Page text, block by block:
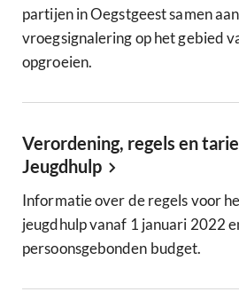
partijen in Oegstgeest samen
vroegsignalering op het gebied
opgroeien.
Verordening, regels en
Jeugdhulp
Informatie over de regels voor
jeugdhulp vanaf 1 januari 2022
persoonsgebonden budget.